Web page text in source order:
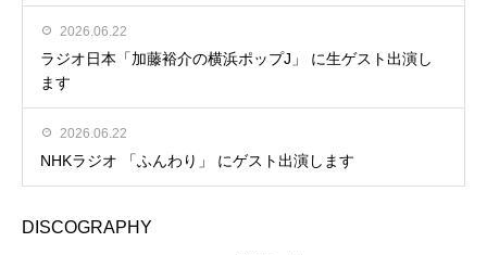
2026.06.22
ラジオ日本「加藤裕介の横浜ポップJ」 に生ゲスト出演し
ます
2026.06.22
NHKラジオ 「ふんわり」 にゲスト出演します
DISCOGRAPHY